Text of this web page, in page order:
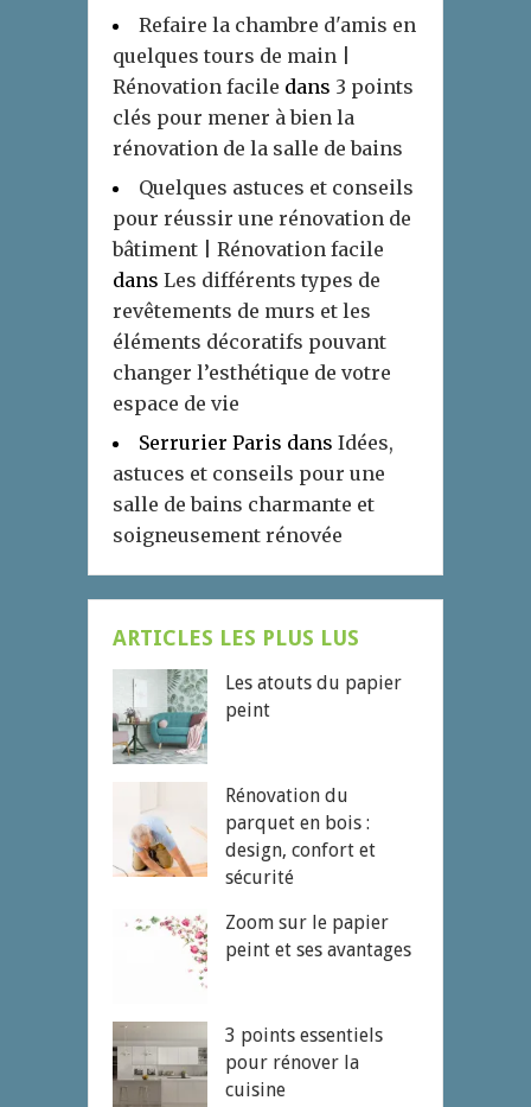
Refaire la chambre d'amis en
quelques tours de main |
Rénovation facile dans 3 points
clés pour mener à bien la
rénovation de la salle de bains
Quelques astuces et conseils
pour réussir une rénovation de
bâtiment | Rénovation facile
dans Les différents types de
revêtements de murs et les
éléments décoratifs pouvant
changer l’esthétique de votre
espace de vie
Serrurier Paris dans Idées,
astuces et conseils pour une
salle de bains charmante et
soigneusement rénovée
ARTICLES LES PLUS LUS
Les atouts du papier
peint
Rénovation du
parquet en bois :
design, confort et
sécurité
Zoom sur le papier
peint et ses avantages
3 points essentiels
pour rénover la
cuisine